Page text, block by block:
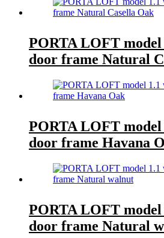
PORTA LOFT
door frame Natural
PORTA LOFT
door frame Havana
PORTA LOFT
door frame Natural